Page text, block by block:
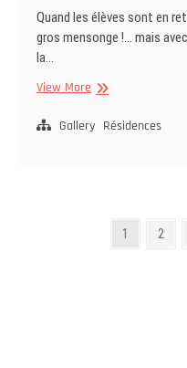
Quand les élèves sont en
gros mensonge !… mais
la…
View More Incroyable
vrai
Gallery Résidences
Page
1 Page
2